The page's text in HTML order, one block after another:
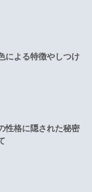
による特徴やしつけ
性格に隠された秘密